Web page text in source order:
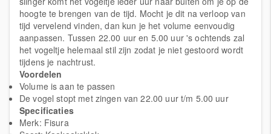
hoogte te brengen van de tijd. Mocht je dit na verloop van
tijd vervelend vinden, dan kun je het volume eenvoudig
aanpassen. Tussen 22.00 uur en 5.00 uur 's ochtends zal
het vogeltje helemaal stil zijn zodat je niet gestoord wordt
tijdens je nachtrust.
Voordelen
Volume is aan te passen
De vogel stopt met zingen van 22.00 uur t/m 5.00 uur
Specificaties
Merk: Fisura